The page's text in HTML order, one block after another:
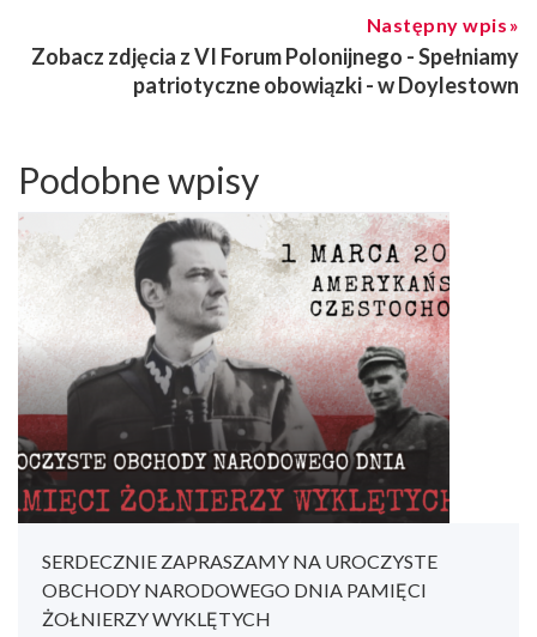
Następny wpis
Zobacz zdjęcia z VI Forum Polonijnego - Spełniamy
patriotyczne obowiązki - w Doylestown
Podobne wpisy
SERDECZNIE ZAPRASZAMY NA UROCZYSTE
OBCHODY NARODOWEGO DNIA PAMIĘCI
ŻOŁNIERZY WYKLĘTYCH